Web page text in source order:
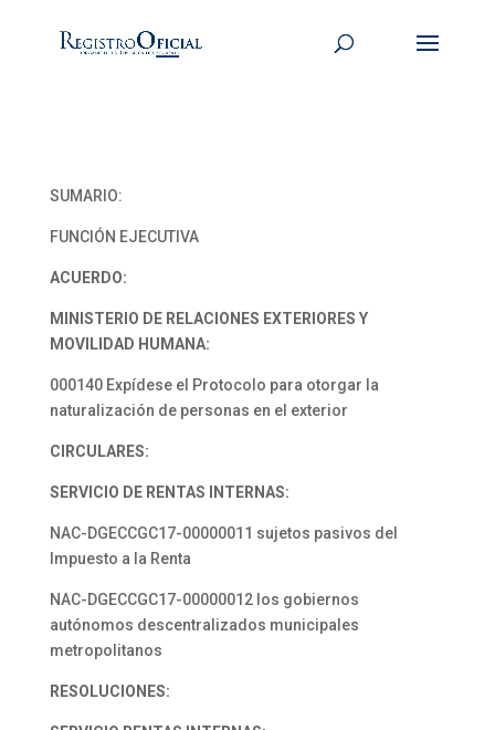
SUMARIO:
FUNCIÓN EJECUTIVA
ACUERDO:
MINISTERIO DE RELACIONES EXTERIORES Y
MOVILIDAD HUMANA:
000140 Expídese el Protocolo para otorgar la
naturalización de personas en el exterior
CIRCULARES:
SERVICIO DE RENTAS INTERNAS:
NAC-DGECCGC17-00000011 sujetos pasivos del
Impuesto a la Renta
NAC-DGECCGC17-00000012 los gobiernos
autónomos descentralizados municipales
metropolitanos
RESOLUCIONES: